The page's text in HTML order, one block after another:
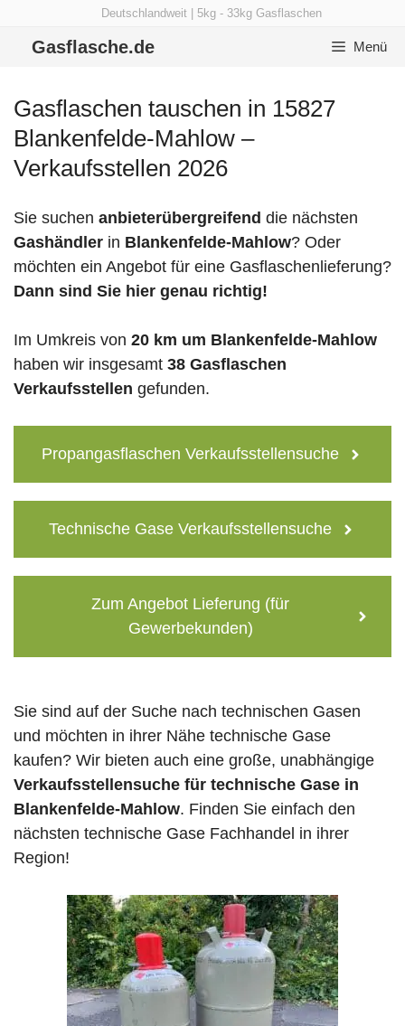
Deutschlandweit | 5kg - 33kg Gasflaschen
Gasflasche.de Menü
Gasflaschen tauschen in 15827
Blankenfelde-Mahlow –
Verkaufsstellen 2026
Sie suchen anbieterübergreifend die nächsten
Gashändler in Blankenfelde-Mahlow? Oder
möchten ein Angebot für eine Gasflaschenlieferung?
Dann sind Sie hier genau richtig!
Im Umkreis von 20 km um Blankenfelde-Mahlow
haben wir insgesamt 38 Gasflaschen
Verkaufsstellen gefunden.
Propangasflaschen Verkaufsstellensuche
Technische Gase Verkaufsstellensuche
Zum Angebot Lieferung (für
Gewerbekunden)
Sie sind auf der Suche nach technischen Gasen
und möchten in ihrer Nähe technische Gase
kaufen? Wir bieten auch eine große, unabhängige
Verkaufsstellensuche für technische Gase in
Blankenfelde-Mahlow. Finden Sie einfach den
nächsten technische Gase Fachhandel in ihrer
Region!